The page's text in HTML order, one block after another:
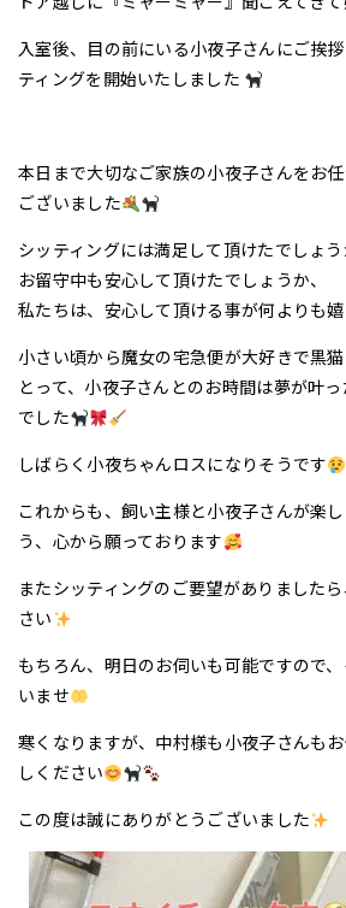
入室後、目の前にいる小夜子さんにご挨
ティングを開始いたしました
本日まで大切なご家族の小夜子さんをお
ございました
シッティングには満足して頂けたでしょう
お留守中も安心して頂けたでしょうか、
私たちは、安心して頂ける事が何よりも
小さい頃から魔女の宅急便が大好きで黒
とって、小夜子さんとのお時間は夢が叶
でした
しばらく小夜ちゃんロスになりそうです
これからも、飼い主様と小夜子さんが楽
う、心から願っております
またシッティングのご要望がありました
さい
もちろん、明日のお伺いも可能ですので
いませ
寒くなりますが、中村様も小夜子さんも
しください
この度は誠にありがとうございました